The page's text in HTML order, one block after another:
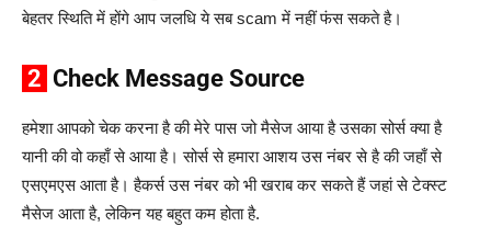
बेहतर स्थिति में होंगे आप जलधि ये सब scam में नहीं फंस सकते है।
2 Check Message Source
हमेशा आपको चेक करना है की मेरे पास जो मैसेज आया है उसका सोर्स क्या है
यानी की वो कहाँ से आया है। सोर्स से हमारा आशय उस नंबर से है की जहाँ से
एसएमएस आता है। हैकर्स उस नंबर को भी खराब कर सकते हैं जहां से टेक्स्ट
मैसेज आता है, लेकिन यह बहुत कम होता है.